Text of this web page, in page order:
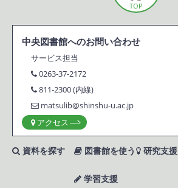
中央図書館へのお問い合わせ
サービス担当
0263-37-2172
811-2300 (内線)
matsulib@shinshu-u.ac.jp
アクセス
資料を探す 図書館を使う
学習支援
研究支援
TOP